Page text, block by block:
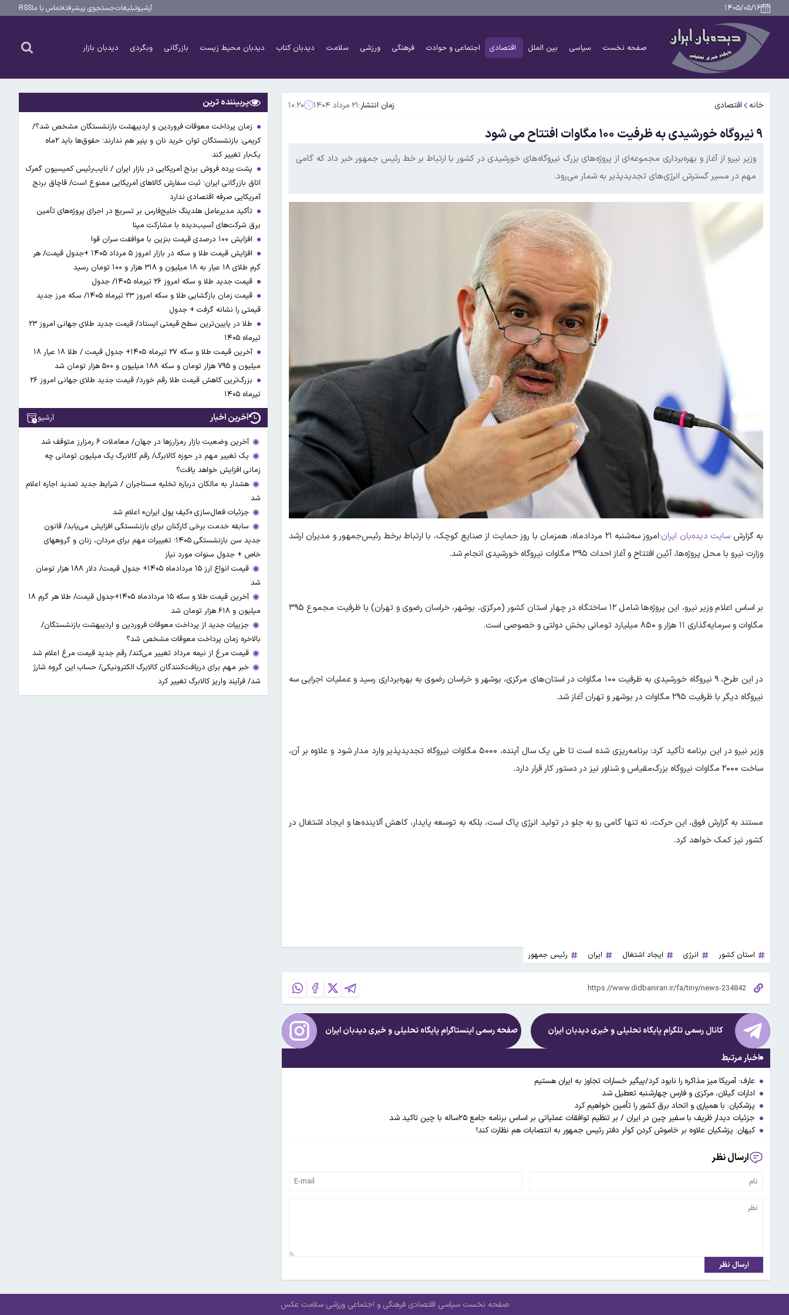
۱۴۰۵/۰۵/۱۶ آرشیوتبلیغاتجستجوی پیشرفتهتماس با ماRSS
صفحه نخست سیاسی بین الملل اقتصادی اجتماعی و حوادث فرهنگی ورزشی سلامت دیدبان کتاب دیدبان محیط زیست بازرگانی وبگردی دیدبان بازار
خانه اقتصادی زمان انتشار:۲۱ مرداد ۱۴۰۴ ۱۰:۲۰
۹ نیروگاه خورشیدی به ظرفیت ۱۰۰ مگاوات افتتاح می شود
وزیر نیرو از آغاز و بهره‌برداری مجموعه‌ای از پروژه‌های بزرگ نیروگاه‌های خورشیدی در کشور با ارتباط بر خط رئیس جمهور خبر داد که گامی
مهم در مسیر گسترش انرژی‌های تجدیدپذیر به شمار می‌رود.
به گزارش سایت دیده‌بان ایران؛
امروز سه‌شنبه ۲۱ مردادماه، همزمان با روز حمایت از صنایع کوچک، با ارتباط برخط رئیس‌جمهور و مدیران ارشد
وزارت نیرو با محل پروژه‌ها، آئین افتتاح و آغاز احداث ۳۹۵ مگاوات نیروگاه خورشیدی انجام شد.
بر اساس اعلام وزیر نیرو، این پروژه‌ها شامل ۱۲ ساختگاه در چهار استان کشور (مرکزی، بوشهر، خراسان رضوی و تهران) با ظرفیت مجموع ۳۹۵
مگاوات و سرمایه‌گذاری ۱۱ هزار و ۸۵۰ میلیارد تومانی بخش دولتی و خصوصی است.
در این طرح، ۹ نیروگاه خورشیدی به ظرفیت ۱۰۰ مگاوات در استان‌های مرکزی، بوشهر و خراسان رضوی به بهره‌برداری رسید و عملیات اجرایی سه
نیروگاه دیگر با ظرفیت ۲۹۵ مگاوات در بوشهر و تهران آغاز شد.
وزیر نیرو در این برنامه تأکید کرد: برنامه‌ریزی شده است تا طی یک سال آینده، ۵۰۰۰ مگاوات نیروگاه تجدیدپذیر وارد مدار شود و علاوه بر آن،
ساخت ۲۰۰۰ مگاوات نیروگاه بزرگ‌مقیاس و شناور نیز در دستور کار قرار دارد.
مستند به گزارش فوق، این حرکت، نه تنها گامی رو به جلو در تولید انرژی پاک است، بلکه به توسعه پایدار، کاهش آلاینده‌ها و ایجاد اشتغال در
کشور نیز کمک خواهد کرد.
استان کشور انرژی ایجاد اشتغال ایران رئیس جمهور
کانال رسمی تلگرام پایگاه تحلیلی و خبریدیدبان ایران صفحه رسمی اینستاگرام پایگاه تحلیلی و خبریدیدبان ایران
اخبار مرتبط
عارف: آمریکا میز مذاکره را نابود کرد/پیگیر خسارات تجاوز به ایران هستیم
ادارات گیلان، مرکزی و فارس چهارشنبه تعطیل شد
پزشکیان: با همیاری و اتحاد برق کشور را تأمین خواهیم کرد ‌
جزئیات دیدار ظریف با سفیر چین در ایران / بر تنظیم توافقات عملیاتی بر اساس برنامه جامع ۲۵ساله با چین تاکید شد
کیهان: پزشکیان علاوه بر خاموش کردن کولر دفتر رئیس جمهور به انتصابات هم نظارت کند!
ارسال نظر
ارسال نظر
پربیننده ترین
زمان پرداخت معوقات فروردین و اردیبهشت بازنشستگان مشخص شد؟/
کریمی: بازنشستگان توان خرید نان و پنیر هم ندارند؛ حقوق‌ها باید ۲ماه
یک‌بار تغییر کند
پشت پرده فروش برنج آمریکایی در بازار ایران / نایب‌رئیس کمیسیون گمرک
اتاق بازرگانی ایران؛ ثبت سفارش کالاهای آمریکایی ممنوع است/ قاچاق برنج
آمریکایی صرفه اقتصادی ندارد
تأکید مدیرعامل هلدینگ خلیج‌فارس بر تسریع در اجرای پروژه‌های تأمین
برق شرکت‌های آسیب‌دیده با مشارکت مپنا
افزایش ۱۰۰ درصدی قیمت بنزین با موافقت سران قوا
افزایش قیمت طلا و سکه در بازار امروز ۵ مرداد ۱۴۰۵ +جدول قیمت/ هر
گرم طلای ۱۸ عیار به ۱۸ میلیون و ۳۱۸ هزار و ۱۰۰ تومان رسید
قیمت جدید طلا و سکه امروز ۲۶ تیرماه ۱۴۰۵/ جدول
قیمت زمان بازگشایی طلا و سکه امروز ۲۳ تیرماه ۱۴۰۵/ سکه مرز جدید
قیمتی را نشانه گرفت + جدول
طلا در پایین‌ترین سطح قیمتی ایستاد/ قیمت جدید طلای جهانی امروز ۲۳
تیرماه ۱۴۰۵
آخرین قیمت طلا و سکه ۲۷ تیرماه ۱۴۰۵+ جدول قیمت / طلا ۱۸ عیار ۱۸
میلیون و ۷۹۵ هزار تومان و سکه ۱۸۸ میلیون و ۵۰۰ هزار تومان شد
بزرگ‌ترین کاهش قیمت طلا رقم خورد/ قیمت جدید طلای جهانی امروز ۲۶
تیرماه ۱۴۰۵
آخرین اخبار آرشیو
آخرین وضعیت بازار رمزارزها در جهان/ معاملات ۶ رمزارز متوقف شد
یک تغییر مهم در حوزه کالابرگ/ رقم کالابرگ یک میلیون تومانی چه
زمانی افزایش خواهد یافت؟
هشدار به مالکان درباره تخلیه مستاجران / شرایط جدید تمدید اجاره اعلام
شد
جزئیات فعال‌سازی «کیف پول ایران» اعلام شد
سابقه خدمت برخی کارکنان برای بازنشستگی افزایش می‌یابد/ قانون
جدید سن بازنشستگی ۱۴۰۵؛ تغییرات مهم برای مردان، زنان و گروههای
خاص + جدول سنوات مورد نیاز
قیمت انواع ارز ۱۵ مردادماه ۱۴۰۵+ جدول قیمت/ دلار ۱۸۸ هزار تومان
شد
آخرین قیمت طلا و سکه ۱۵ مردادماه ۱۴۰۵+جدول قیمت/ طلا هر گرم ۱۸
میلیون و ۶۱۸ هزار تومان شد
جزییات جدید از پرداخت معوقات فروردین و اردیبهشت بازنشستگان/
بالاخره زمان پرداخت معوقات مشخص شد؟
قیمت مرغ از نیمه مرداد تغییر می‌کند/ رقم جدید قیمت مرغ اعلام شد
خبر مهم برای دریافت‌کنندگان کالابرگ الکترونیکی/ حساب این گروه شارژ
شد/ فرآیند واریز کالابرگ تغییر کرد
صفحه نخست سیاسی اقتصادی فرهنگی و اجتماعی ورزشی سلامت عکس